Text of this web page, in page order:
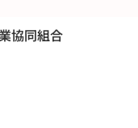
協同組合